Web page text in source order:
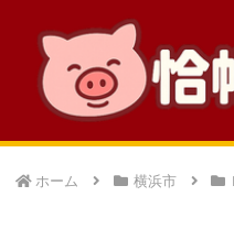
ホーム 横浜市